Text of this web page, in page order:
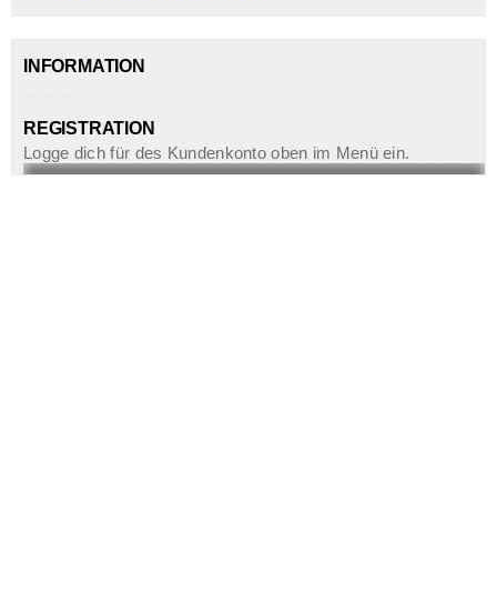
INFORMATION
REGISTRATION
Logge dich für des Kundenkonto oben im Menü ein.